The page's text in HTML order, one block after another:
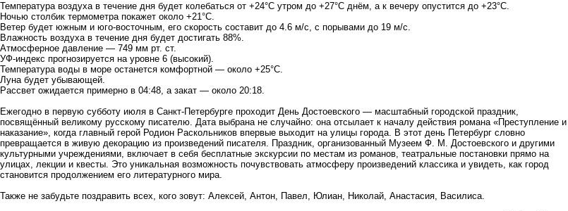
Температура воздуха в течение дня будет колебаться от +24°С утром до +27°С днём, а к вечеру опустится до +23°С.
Ночью столбик термометра покажет около +21°С.
Ветер будет южным и юго-восточным, его скорость составит до 4.6 м/с, с порывами до 19 м/с.
Влажность воздуха в течение дня будет достигать 88%.
Атмосферное давление — 749 мм рт. ст.
УФ-индекс прогнозируется на уровне 6 (высокий).
Температура воды в море останется комфортной — около +25°С.
Луна будет убывающей.
Рассвет ожидается примерно в 04:48, а закат — около 20:18.
Ежегодно в первую субботу июля в Санкт-Петербурге проходит День Достоевского — масштабный городской праздник,
посвящённый великому русскому писателю. Дата выбрана не случайно: она отсылает к началу действия романа «Преступление и
наказание», когда главный герой Родион Раскольников впервые выходит на улицы города. В этот день Петербург словно
превращается в живую декорацию из произведений писателя. Праздник, организованный Музеем Ф. М. Достоевского и другими
культурными учреждениями, включает в себя бесплатные экскурсии по местам из романов, театральные постановки прямо на
улицах, лекции и квесты. Это уникальная возможность почувствовать атмосферу произведений классика и увидеть, как город
становится продолжением его литературного мира.
Также не забудьте поздравить всех, кого зовут: Алексей, Антон, Павел, Юлиан, Николай, Анастасия, Василиса.